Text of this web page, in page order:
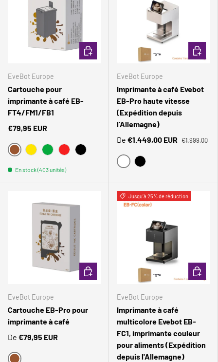
EveBot Europe
Cartouche pour
imprimante à café EB-
FT4/FM1/FB1
€79,95 EUR
BRAUNJAUNEVERTPOURRIR
NOIR
En stock (403 unités)
CHOISIR LES OPTIONS
EveBot Europe
Imprimante à café Evebot
EB-Pro haute vitesse
(Expédition depuis
l'Allemagne)
De €1.449,00 EUR €1.999,00
BLANCNOIR
EveBot Europe
Cartouche EB-Pro pour
imprimante à café
De €79,95 EUR
CHOISIR LES OPTIONS
Comparer
Jusqu’à 25% de réduction
EveBot Europe
Imprimante à café
multicolore Evebot EB-
FC1, imprimante couleur
pour aliments (Expédition
depuis l'Allemagne)